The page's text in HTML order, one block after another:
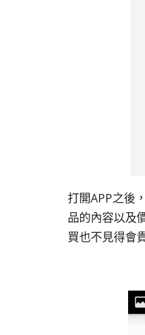
打開APP之後
品的內容以及
買也不見得會